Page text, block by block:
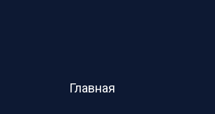
Главная